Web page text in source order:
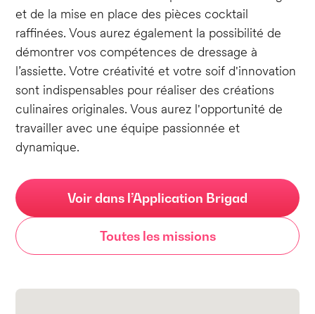
et de la mise en place des pièces cocktail
raffinées. Vous aurez également la possibilité de
démontrer vos compétences de dressage à
l’assiette. Votre créativité et votre soif d'innovation
sont indispensables pour réaliser des créations
culinaires originales. Vous aurez l'opportunité de
travailler avec une équipe passionnée et
dynamique.
Voir dans l’Application Brigad
Toutes les missions